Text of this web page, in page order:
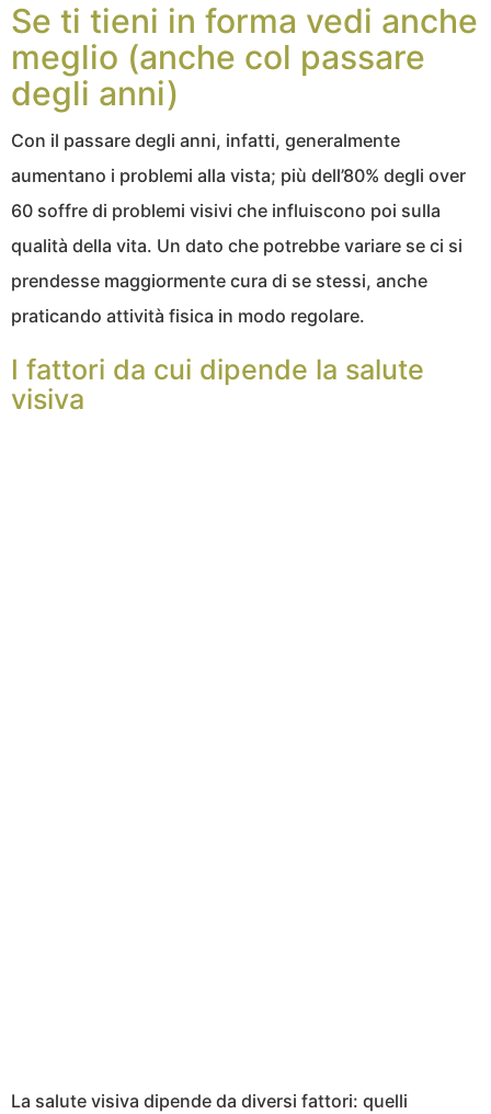
Se ti tieni in forma vedi anche
meglio (anche col passare
degli anni)
Con il passare degli anni, infatti, generalmente
aumentano i problemi alla vista; più dell’80% degli over
60 soffre di problemi visivi che influiscono poi sulla
qualità della vita. Un dato che potrebbe variare se ci si
prendesse maggiormente cura di se stessi, anche
praticando attività fisica in modo regolare.
I fattori da cui dipende la salute
visiva
La salute visiva dipende da diversi fattori: quelli